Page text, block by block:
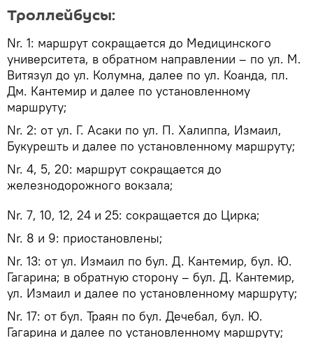
Троллейбусы:
Nr. 1: маршрут сокращается до Медицинского
университета, в обратном направлении – по ул. М.
Витязул до ул. Колумна, далее по ул. Коанда, пл.
Дм. Кантемир и далее по установленному
маршруту;
Nr. 2: от ул. Г. Асаки по ул. П. Халиппа, Измаил,
Букурешть и далее по установленному маршруту;
Nr. 4, 5, 20: маршрут сокращается до
железнодорожного вокзала;
Nr. 7, 10, 12, 24 и 25: сокращается до Цирка;
Nr. 8 и 9: приостановлены;
Nr. 13: от ул. Измаил по бул. Д. Кантемир, бул. Ю.
Гагарина; в обратную сторону – бул. Д. Кантемир,
ул. Измаил и далее по установленному маршруту;
Nr. 17: от бул. Траян по бул. Дечебал, бул. Ю.
Гагарина и далее по установленному маршруту;